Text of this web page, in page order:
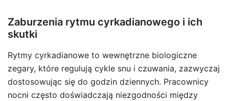
Zaburzenia rytmu cyrkadianowego i ich
skutki
Rytmy cyrkadianowe to wewnętrzne biologiczne
zegary, które regulują cykle snu i czuwania, zazwyczaj
dostosowując się do godzin dziennych. Pracownicy
nocni często doświadczają niezgodności między